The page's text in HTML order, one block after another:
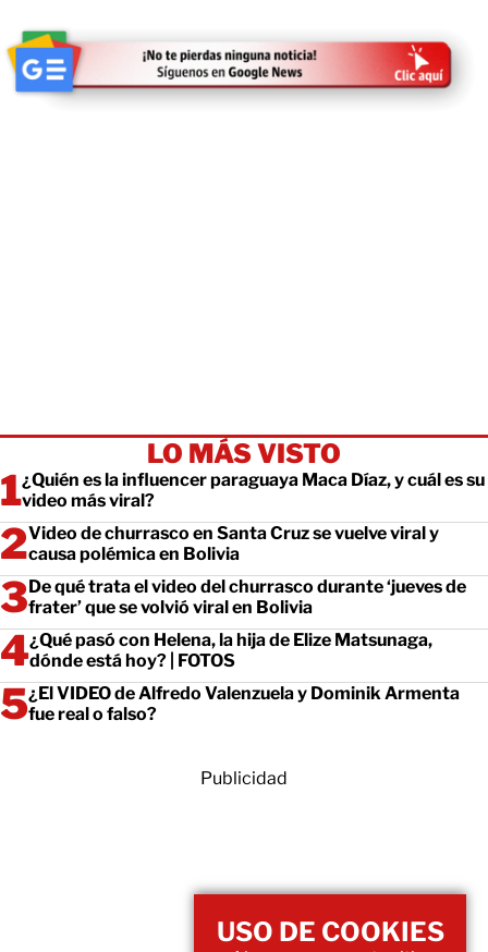
LO MÁS VISTO
¿Quién es la influencer paraguaya Maca Díaz, y cuál es su
video más viral?
Video de churrasco en Santa Cruz se vuelve viral y
causa polémica en Bolivia
De qué trata el video del churrasco durante ‘jueves de
frater’ que se volvió viral en Bolivia
¿Qué pasó con Helena, la hija de Elize Matsunaga,
dónde está hoy? | FOTOS
¿El VIDEO de Alfredo Valenzuela y Dominik Armenta
fue real o falso?
Publicidad
USO DE COOKIES